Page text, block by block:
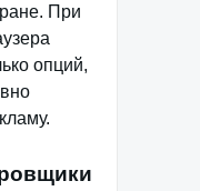
При
опций,